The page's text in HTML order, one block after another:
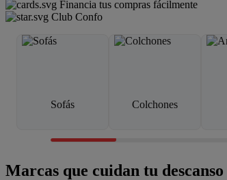
Financia tus compras fácilmente
Club Confo
Sofás Colchones
Marcas que cuidan tu descanso